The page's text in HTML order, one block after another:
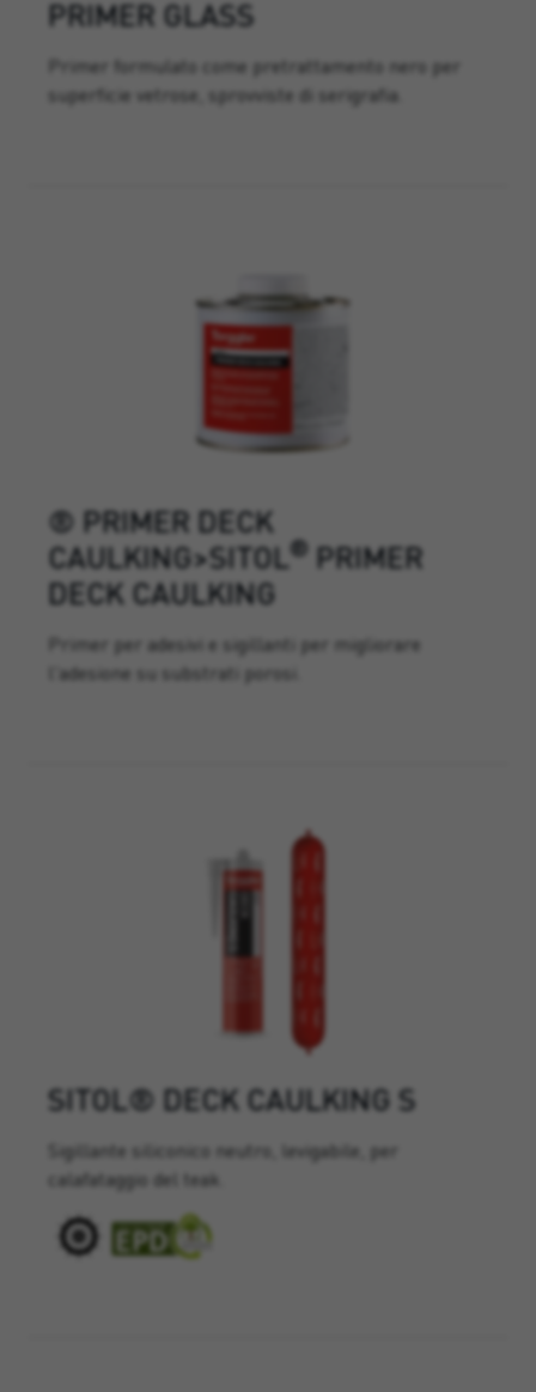
PRIMER GLASS
Primer formulato come pretrattamento nero per
superficie vetrose, sprovviste di serigrafia.
® PRIMER DECK
CAULKING>SITOL® PRIMER
DECK CAULKING
Primer per adesivi e sigillanti per migliorare
l'adesione su substrati porosi.
SITOL® DECK CAULKING S
Sigillante siliconico neutro, levigabile, per
calafataggio del teak.